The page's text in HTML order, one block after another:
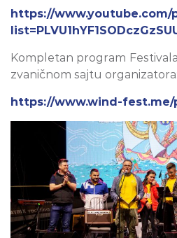
https://www.youtube.com/
Kompletan program
zvaničnom sajtu organizatora:
https://www.wind-fest.me/